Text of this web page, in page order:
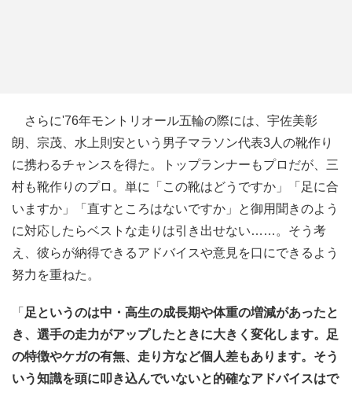
さらに'76年モントリオール五輪の際には、宇佐美彰
朗、宗茂、水上則安という男子マラソン代表3人の靴作り
に携わるチャンスを得た。トップランナーもプロだが、三
村も靴作りのプロ。単に「この靴はどうですか」「足に合
いますか」「直すところはないですか」と御用聞きのよう
に対応したらベストな走りは引き出せない……。そう考
え、彼らが納得できるアドバイスや意見を口にできるよう
努力を重ねた。
「 足というのは中・高生の成長期や体重の増減があったと
き、選手の走力がアップしたときに大きく変化します。足
の特徴やケガの有無、走り方など個人差もあります。そう
いう知識を頭に叩き込んでいないと的確なアドバイスはで